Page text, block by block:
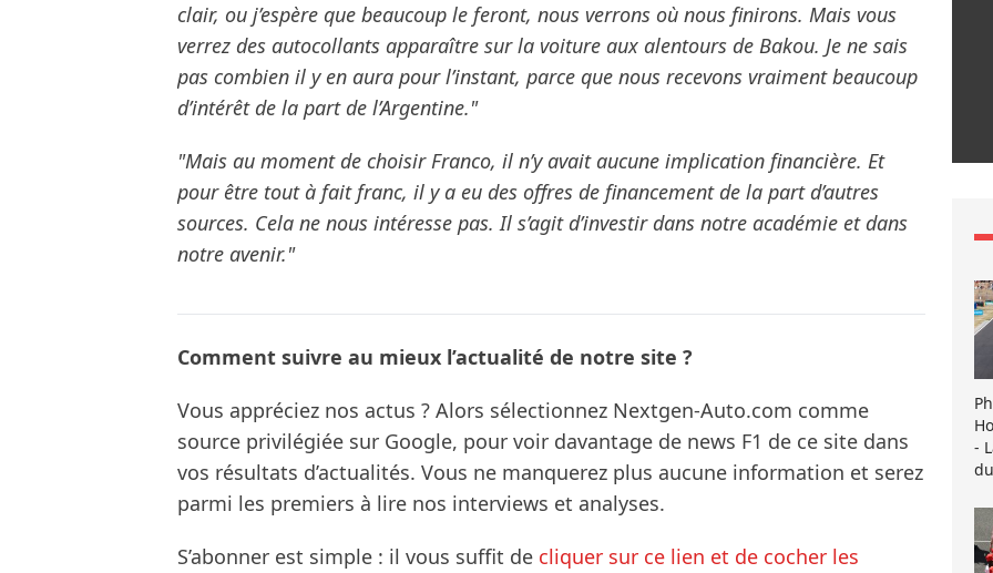
clair, ou j’espère que beaucoup le feront, nous verrons où nous finirons. Mais vous
verrez des autocollants apparaître sur la voiture aux alentours de Bakou. Je ne sais
pas combien il y en aura pour l’instant, parce que nous recevons vraiment beaucoup
d’intérêt de la part de l’Argentine."
"Mais au moment de choisir Franco, il n’y avait aucune implication financière. Et
pour être tout à fait franc, il y a eu des offres de financement de la part d’autres
sources. Cela ne nous intéresse pas. Il s’agit d’investir dans notre académie et dans
notre avenir."
Comment suivre au mieux l’actualité de notre site ?
Vous appréciez nos actus ? Alors sélectionnez Nextgen-Auto.com comme
source privilégiée sur Google, pour voir davantage de news F1 de ce site dans
vos résultats d’actualités. Vous ne manquerez plus aucune information et serez
parmi les premiers à lire nos interviews et analyses.
S’abonner est simple : il vous suffit de cliquer sur ce lien et de cocher les
-